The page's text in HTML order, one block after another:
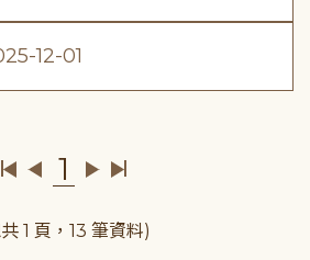
12-01
1
1 頁，13 筆資料)